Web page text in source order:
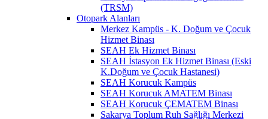
(TRSM)
Otopark Alanları
Merkez Kampüs - K. Doğum ve Çocuk
Hizmet Binası
SEAH Ek Hizmet Binası
SEAH İstasyon Ek Hizmet Binası (Eski
K.Doğum ve Çocuk Hastanesi)
SEAH Korucuk Kampüs
SEAH Korucuk AMATEM Binası
SEAH Korucuk ÇEMATEM Binası
Sakarya Toplum Ruh Sağlığı Merkezi